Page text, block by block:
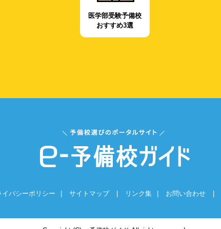
医学部受験予備校
おすすめ3選
イバシーポリシー サイトマップ リンク集 お問い合わせ